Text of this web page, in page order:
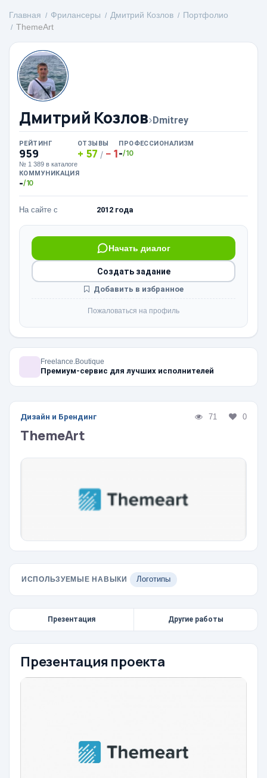
Главная Фрилансеры Дмитрий Козлов
Портфолио
ThemeArt
Дмитрий Козлов›Dmitrey
РЕЙТИНГ
959
№ 1 389 в каталоге
ОТЗЫВЫ
57 / 1
ПРОФЕССИОНАЛИЗМ
-/10
КОММУНИКАЦИЯ
-/10
На сайте с 2012 года
Начать диалог
Создать задание
Добавить в избранное
Пожаловаться на профиль
Freelance.Boutique
Премиум-сервис для лучших исполнителей
Дизайн и Брендинг 71 0
ThemeArt
ИСПОЛЬЗУЕМЫЕ НАВЫКИ Логотипы
Презентация Другие работы
Презентация проекта